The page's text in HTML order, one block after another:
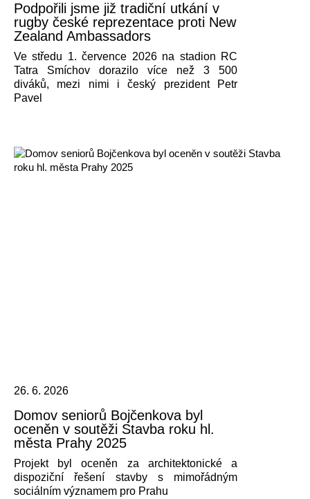
Podpořili jsme již tradiční utkání v
rugby české reprezentace proti New
Zealand Ambassadors
Ve středu 1. července 2026 na stadion RC
Tatra Smíchov dorazilo více než 3 500
diváků, mezi nimi i český prezident Petr
Pavel
26. 6. 2026
Domov seniorů Bojčenkova byl
oceněn v soutěži Stavba roku hl.
města Prahy 2025
Projekt byl oceněn za architektonické a
dispoziční řešení stavby s mimořádným
sociálním významem pro Prahu